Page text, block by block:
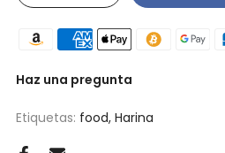
Haz una pregunta
Etiquetas: food Harina